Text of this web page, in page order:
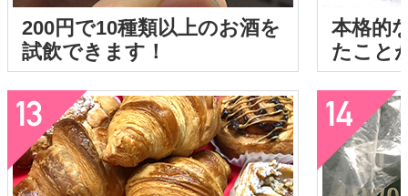
200円で10種類以上のお酒を
試飲できます！
本格的
たこと